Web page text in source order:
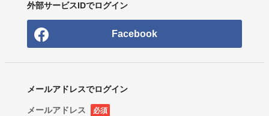
外部サービスIDでログイン
Facebook
メールアドレスでログイン
メールアドレス 必須